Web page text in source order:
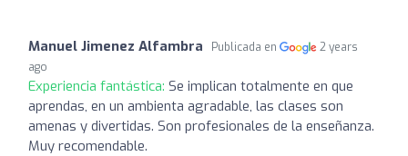
Manuel Jimenez Alfambra Publicada en
2 years
ago
Experiencia fantástica: Se implican totalmente en que
aprendas, en un ambienta agradable, las clases son
amenas y divertidas. Son profesionales de la enseñanza.
Muy recomendable.